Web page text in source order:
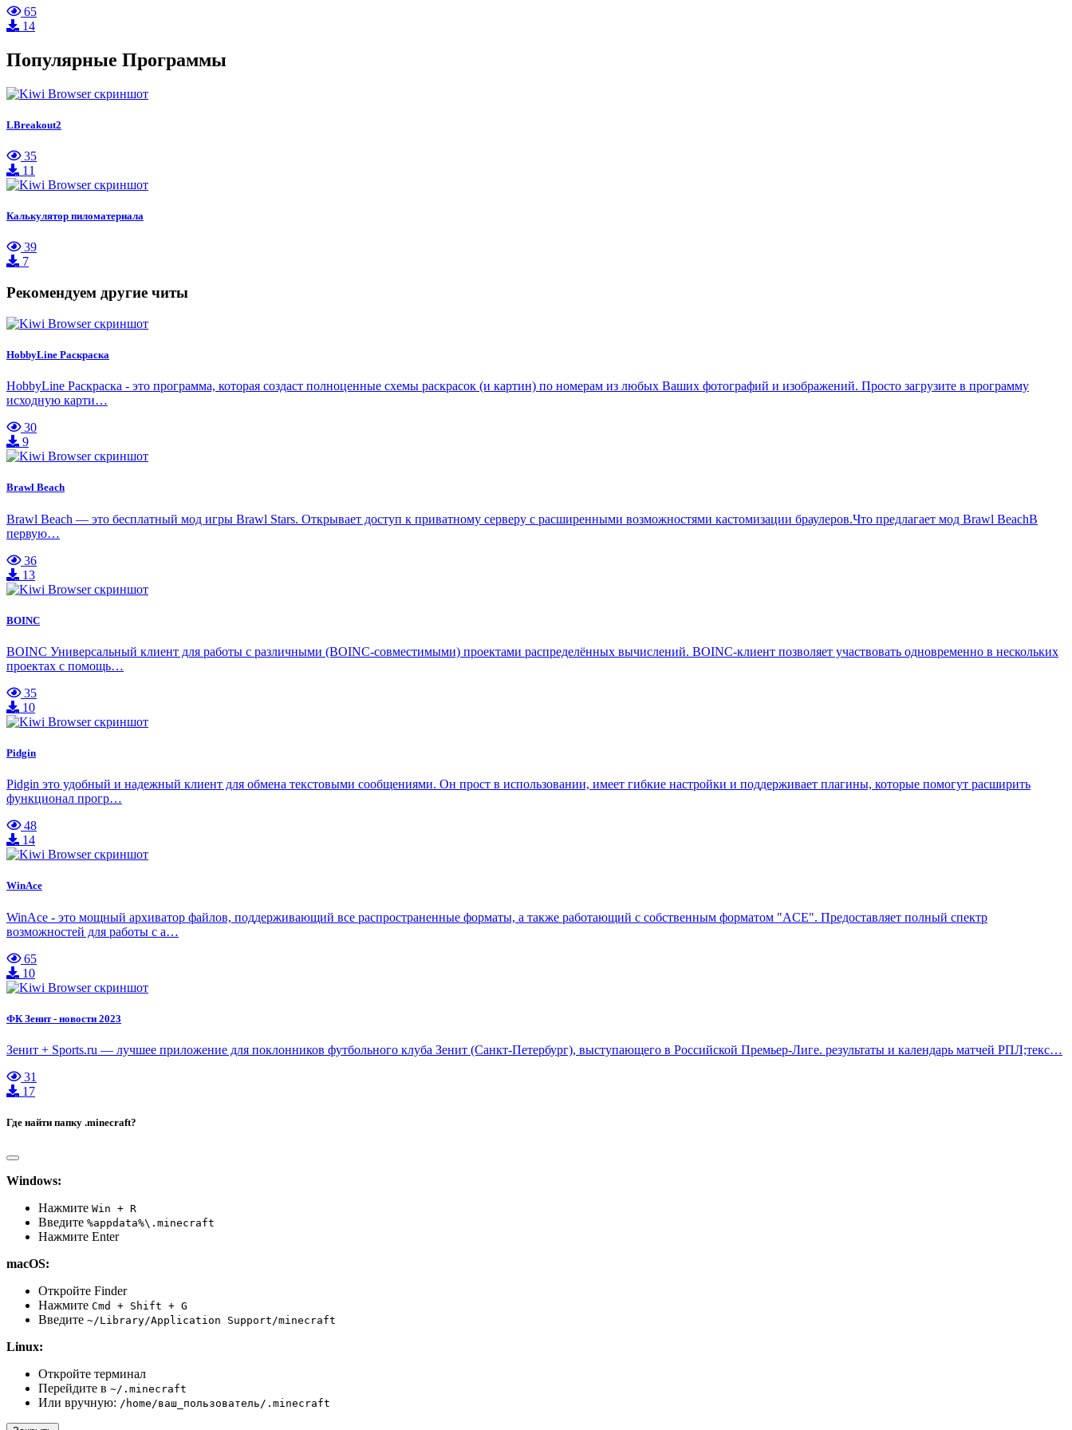
65
14
Популярные Программы
LBreakout2
35
11
Калькулятор пиломатериала
39
7
Рекомендуем другие читы
HobbyLine Раскраска
HobbyLine Раскраска - это программа, которая создаст полноценные схемы раскрасок (и картин) по номерам из любых Ваших фотографий и изображений. Просто загрузите в программу
исходную карти…
30
9
Brawl Beach
Brawl Beach — это бесплатный мод игры Brawl Stars. Открывает доступ к приватному серверу с расширенными возможностями кастомизации браулеров.Что предлагает мод Brawl BeachВ
первую…
36
13
BOINC
BOINC Универсальный клиент для работы с различными (BOINC-совместимыми) проектами распределённых вычислений. BOINC-клиент позволяет участвовать одновременно в нескольких
проектах с помощь…
35
10
Pidgin
Pidgin это удобный и надежный клиент для обмена текстовыми сообщениями. Он прост в использовании, имеет гибкие настройки и поддерживает плагины, которые помогут расширить
функционал прогр…
48
14
WinAce
WinAce - это мощный архиватор файлов, поддерживающий все распространенные форматы, а также работающий с собственным форматом "ACE". Предоставляет полный спектр
возможностей для работы с а…
65
10
ФК Зенит - новости 2023
Зенит + Sports.ru — лучшее приложение для поклонников футбольного клуба Зенит (Санкт-Петербург), выступающего в Российской Премьер-Лиге. результаты и календарь матчей РПЛ;текс…
31
17
Где найти папку .minecraft?
Windows:
Нажмите Win + R
Введите %appdata%\.minecraft
Нажмите Enter
macOS:
Откройте Finder
Нажмите Cmd + Shift + G
Введите ~/Library/Application Support/minecraft
Linux:
Откройте терминал
Перейдите в ~/.minecraft
Или вручную: /home/ваш_пользователь/.minecraft